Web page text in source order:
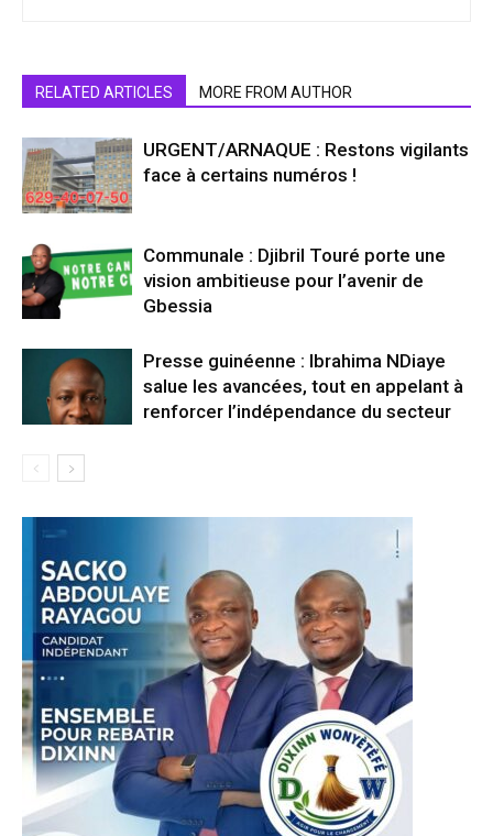
RELATED ARTICLES MORE FROM AUTHOR
URGENT/ARNAQUE : Restons vigilants
face à certains numéros !
Communale : Djibril Touré porte une
vision ambitieuse pour l’avenir de
Gbessia
Presse guinéenne : Ibrahima NDiaye
salue les avancées, tout en appelant à
renforcer l’indépendance du secteur